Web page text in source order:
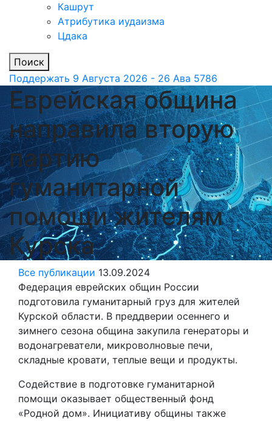
Кашрут
Атрибутика иудаизма
Цдака
Поиск
Поддержать 9 Августа 2026 - 26 Ава 5786
Еврейская община
направила вторую
партию
гуманитарной
помощи жителям
Курска
Все публикации 13.09.2024
Федерация еврейских общин России
подготовила гуманитарный груз для жителей
Курской области. В преддверии осеннего и
зимнего сезона община закупила генераторы и
водонагреватели, микроволновые печи,
складные кровати, теплые вещи и продукты.
Содействие в подготовке гуманитарной
помощи оказывает общественный фонд
«Родной дом». Инициативу общины также